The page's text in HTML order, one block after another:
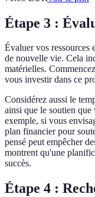
Étape 3 :
Évaluer vos ressources
de nouvelle vie. Cela
matérielles.
vous investir dans ce
Considérez aussi le
ainsi que le soutien
exemple, si vous
plan financier pour
pensé peut empêcher
montrent qu'une
succès.
Étape 4 :